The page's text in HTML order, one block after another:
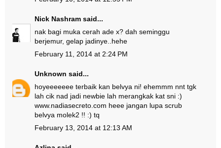
Nick Nashram said...
nak bagi muka cerah ade x? dah seminggu
berjemur, gelap jadinye..hehe
February 11, 2014 at 2:24 PM
Unknown said...
hoyeeeeeee terbaik kan belvya ni! ehemmm nnt tgk
lah cik nad jadi newbie lah merangkak kat sni :)
www.nadiasecreto.com heee jangan lupa scrub
belvya molek2 !! :) tq
February 13, 2014 at 12:13 AM